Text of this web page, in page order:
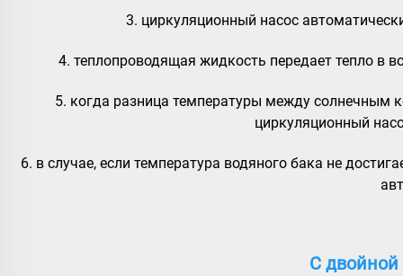
3. циркуляционный насос
4. теплопроводящая жидкость передает тепло в
5. когда разница температуры между солнечным
циркуляционный
6. в случае, если температура водяного бака не
С